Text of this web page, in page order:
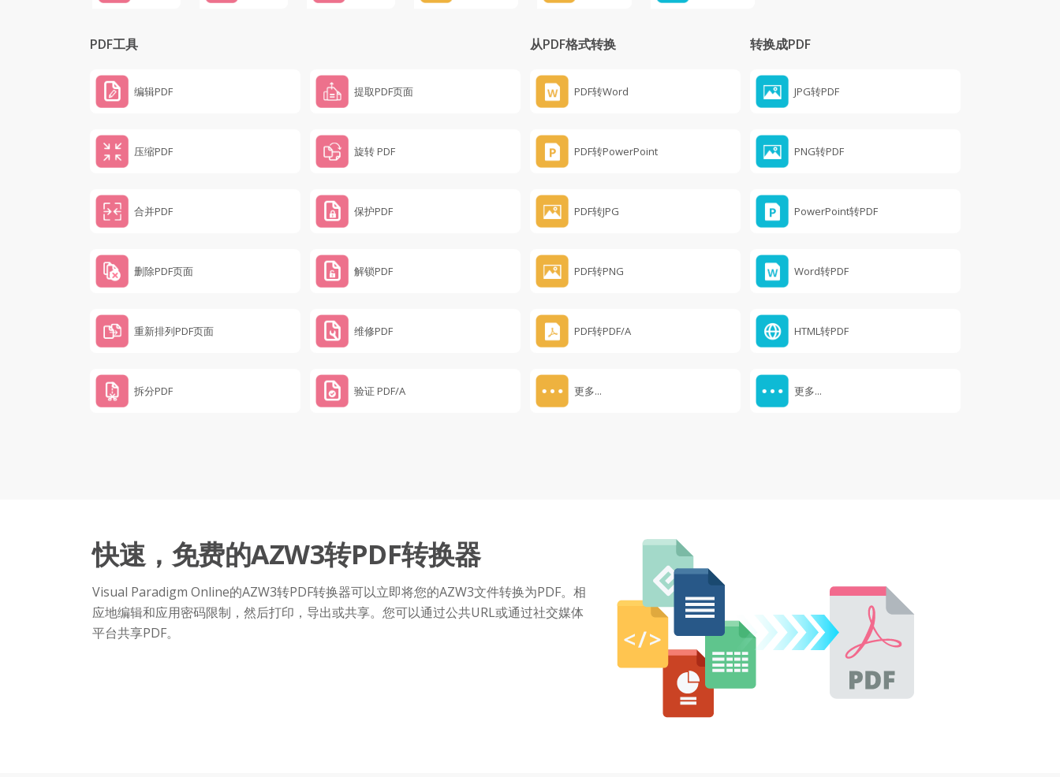
PDF工具
编辑PDF
压缩PDF
合并PDF
删除PDF页面
重新排列PDF页面
拆分PDF
提取PDF页面
旋转 PDF
保护PDF
解锁PDF
维修PDF
验证 PDF/A
从PDF格式转换
PDF转Word
PDF转PowerPoint
PDF转JPG
PDF转PNG
PDF转PDF/A
更多...
转换成PDF
JPG转PDF
PNG转PDF
PowerPoint转PDF
Word转PDF
HTML转PDF
更多...
快速，免费的AZW3转PDF转换器
Visual Paradigm Online的AZW3转PDF转换器可以立即将您的AZW3文件转换为PDF。相
应地编辑和应用密码限制，然后打印，导出或共享。您可以通过公共URL或通过社交媒体
平台共享PDF。